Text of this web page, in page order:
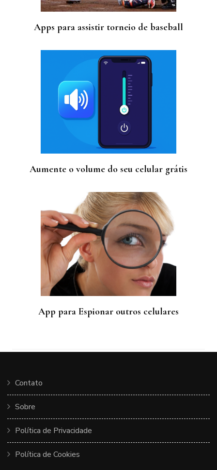
Apps para assistir torneio de baseball
Aumente o volume do seu celular grátis
App para Espionar outros celulares
Contato
Sobre
Política de Privacidade
Política de Cookies